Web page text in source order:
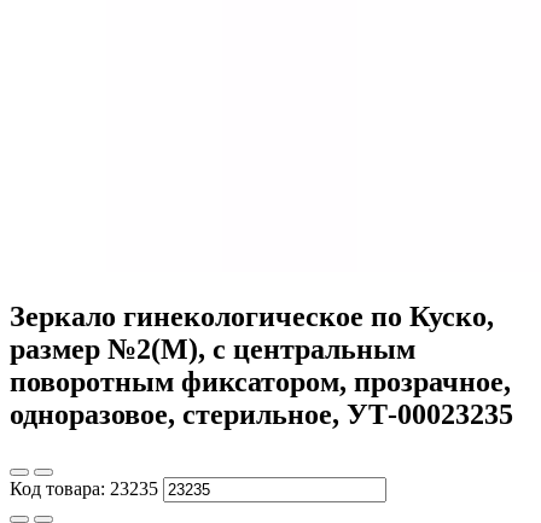
Зеркало гинекологическое по Куско,
размер №2(М), с центральным
поворотным фиксатором, прозрачное,
одноразовое, стерильное, УТ-00023235
Код товара: 23235